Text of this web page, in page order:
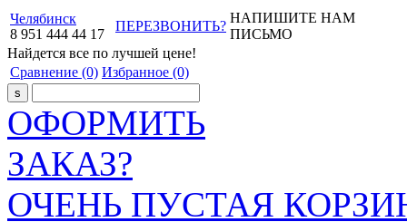
Челябинск
8 951 444 44 17
ПЕРЕЗВОНИТЬ?
НАПИШИТЕ НАМ
ПИСЬМО
Найдется все по лучшей цене!
Сравнение (0) Избранное (0)
ОФОРМИТЬ
ЗАКАЗ?
ОЧЕНЬ ПУСТАЯ